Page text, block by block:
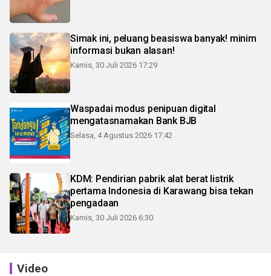
Simak ini, peluang beasiswa banyak! minim
informasi bukan alasan!
Kamis, 30 Juli 2026 17:29
Waspadai modus penipuan digital
mengatasnamakan Bank BJB
Selasa, 4 Agustus 2026 17:42
KDM: Pendirian pabrik alat berat listrik
pertama Indonesia di Karawang bisa tekan
pengadaan
Kamis, 30 Juli 2026 6:30
Video